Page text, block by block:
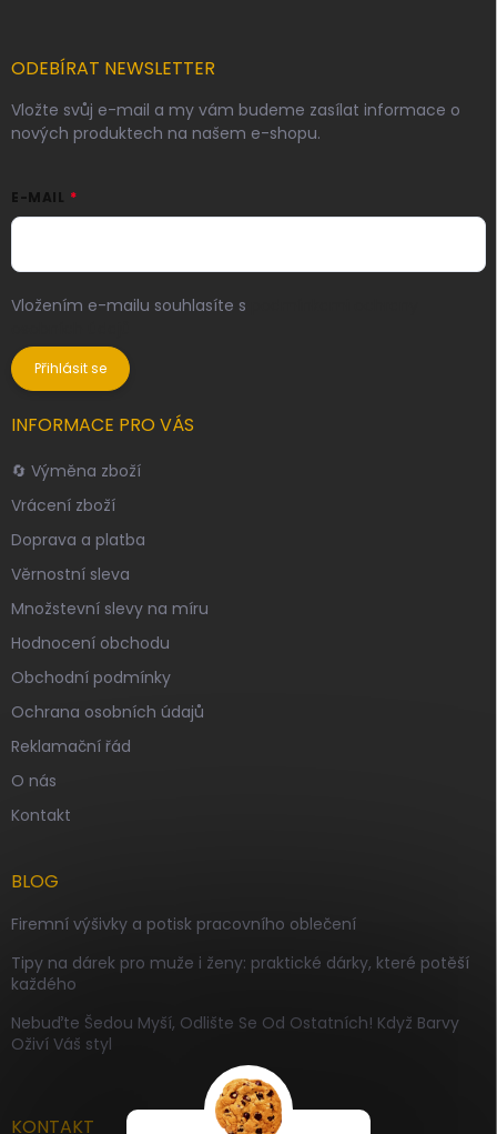
ODEBÍRAT NEWSLETTER
Vložte svůj e-mail a my vám budeme zasílat informace o
nových produktech na našem e-shopu.
E-MAIL
Vložením e-mailu souhlasíte s
Přihlásit se
INFORMACE PRO VÁS
🔄 Výměna zboží
Vrácení zboží
Doprava a platba
Věrnostní sleva
Množstevní slevy na míru
Hodnocení obchodu
Obchodní podmínky
Ochrana osobních údajů
Reklamační řád
O nás
Kontakt
BLOG
Firemní výšivky a potisk pracovního oblečení
Tipy na dárek pro muže i ženy: praktické dárky, které potěší
každého
Nebuďte Šedou Myší, Odlište Se Od Ostatních! Když Barvy
Oživí Váš styl
KONTAKT